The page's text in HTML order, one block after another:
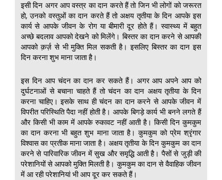
इसी दिन अगर आप वस्त्र का दान करते हैं तो जिन भी लोगों को जरूरत
हो, उनको वस्तुओं का दान करते हैं तो अक्षय तृतीया के दिन आपके इस
कार्य से आपके जीवन के रोग या बीमारी दूर होते हैं। स्वास्थ्य में बहुत
अच्छे बदलाव आपको देखने को मिलेंगे। बिस्तर का दान करने से आपकी
आपको क़र्ज़ से भी मुक्ति मिल सकती है। इसलिए बिस्तर का दान इस
दिन करना शुभ माना जाता है।
इस दिन आप चंदन का दान कर सकते हैं। अगर आप अपने आप को
दुर्घटनाओं से बचाना चाहते हैं तो चंदन का दान अक्षय तृतीया के दिन
करना चाहिए। इसके साथ ही चंदन का दान करने से आपके जीवन में
विपरीत परिस्थिति पैदा नहीं होती है। आपके बिगड़े कार्य भी बनने लगते हैं
और किसी भी काम में आपके रुकावट नहीं आती है। किसी दिन कुमकुम
का दान करना भी बहुत शुभ माना जाता है। कुमकुम को प्रेम श्रृंगार
विश्वास का प्रतीक माना जाता है। अक्षय तृतीया के दिन कुमकुम का दान
करने से पारिवारिक जीवन में सुख और समृद्धि आती है। पैसों से जुड़ी की
परेशानियों से आपको मुक्ति मिलती है। कुमकुम का दान से वैवाहिक जीवन
में आ रही परेशानियां भी आप दूर कर सकते हैं।